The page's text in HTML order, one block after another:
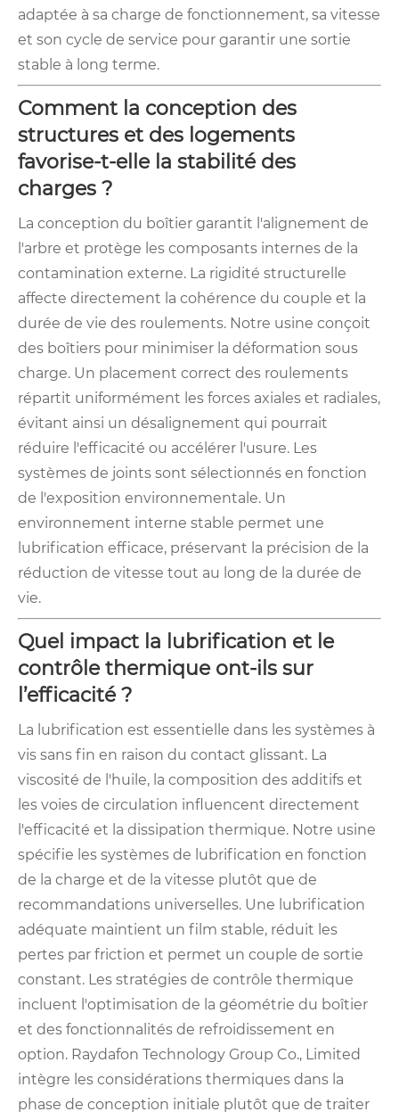
adaptée à sa charge de fonctionnement, sa vitesse
et son cycle de service pour garantir une sortie
stable à long terme.
Comment la conception des
structures et des logements
favorise-t-elle la stabilité des
charges ?
La conception du boîtier garantit l'alignement de
l'arbre et protège les composants internes de la
contamination externe. La rigidité structurelle
affecte directement la cohérence du couple et la
durée de vie des roulements. Notre usine conçoit
des boîtiers pour minimiser la déformation sous
charge. Un placement correct des roulements
répartit uniformément les forces axiales et radiales,
évitant ainsi un désalignement qui pourrait
réduire l'efficacité ou accélérer l'usure. Les
systèmes de joints sont sélectionnés en fonction
de l'exposition environnementale. Un
environnement interne stable permet une
lubrification efficace, préservant la précision de la
réduction de vitesse tout au long de la durée de
vie.
Quel impact la lubrification et le
contrôle thermique ont-ils sur
l’efficacité ?
La lubrification est essentielle dans les systèmes à
vis sans fin en raison du contact glissant. La
viscosité de l'huile, la composition des additifs et
les voies de circulation influencent directement
l'efficacité et la dissipation thermique. Notre usine
spécifie les systèmes de lubrification en fonction
de la charge et de la vitesse plutôt que de
recommandations universelles. Une lubrification
adéquate maintient un film stable, réduit les
pertes par friction et permet un couple de sortie
constant. Les stratégies de contrôle thermique
incluent l'optimisation de la géométrie du boîtier
et des fonctionnalités de refroidissement en
option. Raydafon Technology Group Co., Limited
intègre les considérations thermiques dans la
phase de conception initiale plutôt que de traiter